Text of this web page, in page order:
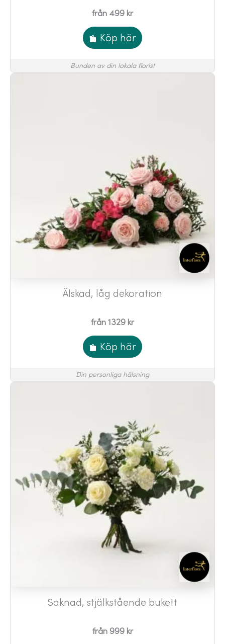
från 499 kr
Köp här
Bunden av din lokala florist
Älskad, låg dekoration
från 1329 kr
Köp här
Din personliga hälsning
Saknad, stjälkstående bukett
från 999 kr